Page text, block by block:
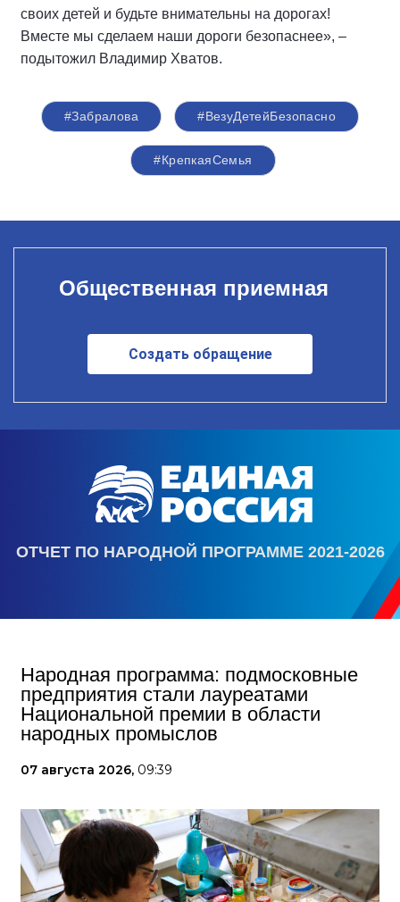
своих детей и будьте внимательны на дорогах!
Вместе мы сделаем наши дороги безопаснее», –
подытожил Владимир Хватов.
#Забралова #ВезуДетейБезопасно
#КрепкаяСемья
Общественная приемная
Создать обращение
ОТЧЕТ ПО НАРОДНОЙ ПРОГРАММЕ 2021-2026
Народная программа: подмосковные
предприятия стали лауреатами
Национальной премии в области
народных промыслов
07 августа 2026, 09:39